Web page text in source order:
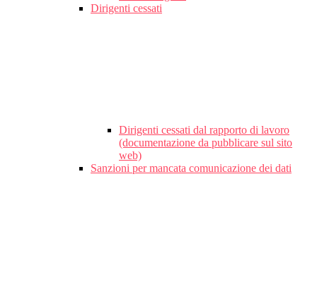
Dirigenti cessati
Dirigenti cessati dal rapporto di lavoro
(documentazione da pubblicare sul sito
web)
Sanzioni per mancata comunicazione dei dati